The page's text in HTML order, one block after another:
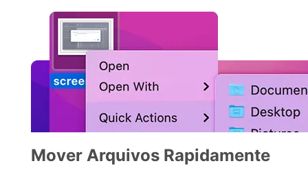
Mover Arquivos Rapidamente